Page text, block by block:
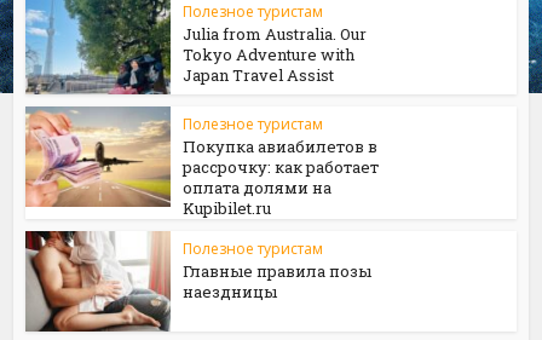
Полезное туристам
Julia from Australia. Our
Tokyo Adventure with
Japan Travel Assist
Полезное туристам
Покупка авиабилетов в
рассрочку: как работает
оплата долями на
Kupibilet.ru
Полезное туристам
Главные правила позы
наездницы